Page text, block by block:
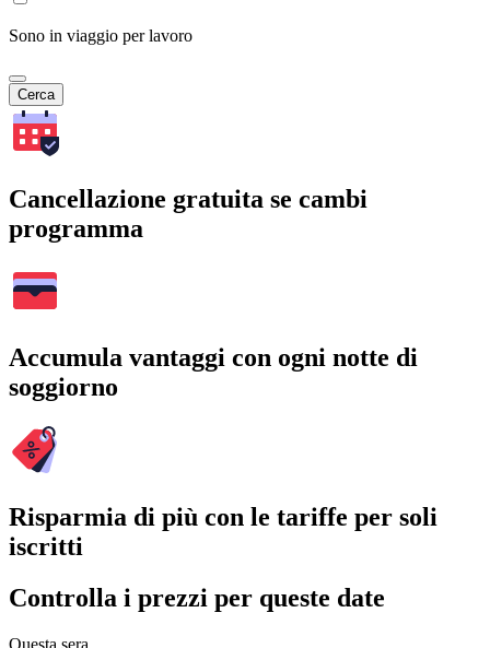
Sono in viaggio per lavoro
Cerca
Cancellazione gratuita se cambi
programma
Accumula vantaggi con ogni notte di
soggiorno
Risparmia di più con le tariffe per soli
iscritti
Controlla i prezzi per queste date
Questa sera